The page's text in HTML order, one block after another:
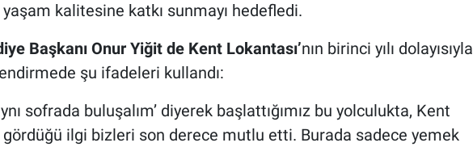
kalitesine katkı sunmayı hedefledi.
Başkanı Onur Yiğit de Kent Lokantası’nın birinci yılı dolayısıyla
şu ifadeleri kullandı:
sofrada buluşalım’ diyerek başlattığımız bu yolculukta, Kent
gördüğü ilgi bizleri son derece mutlu etti. Burada sadece yemek